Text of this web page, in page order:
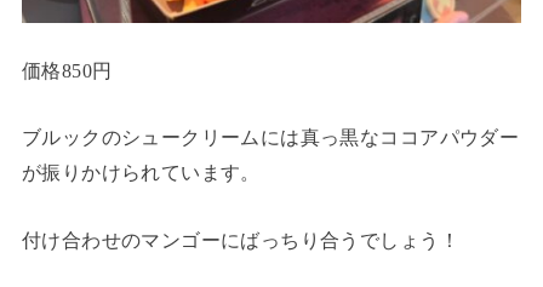
価格850円
ブルックのシュークリームには真っ黒なココアパウダー
が振りかけられています。
付け合わせのマンゴーにばっちり合うでしょう！